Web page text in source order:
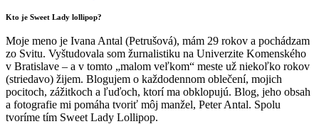
Kto je Sweet Lady lollipop?
Moje meno je Ivana Antal (Petrušová), mám 29 rokov a pochádzam
zo Svitu. Vyštudovala som žurnalistiku na Univerzite Komenského
v Bratislave – a v tomto „malom veľkom“ meste už niekoľko rokov
(striedavo) žijem. Blogujem o každodennom oblečení, mojich
pocitoch, zážitkoch a ľuďoch, ktorí ma obklopujú. Blog, jeho obsah
a fotografie mi pomáha tvoriť môj manžel, Peter Antal. Spolu
tvoríme tím Sweet Lady Lollipop.